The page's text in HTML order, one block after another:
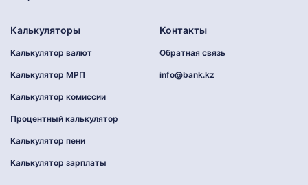
Калькуляторы
Калькулятор валют
Калькулятор МРП
Калькулятор комиссии
Процентный калькулятор
Калькулятор пени
Калькулятор зарплаты
Контакты
Обратная связь
info@bank.kz